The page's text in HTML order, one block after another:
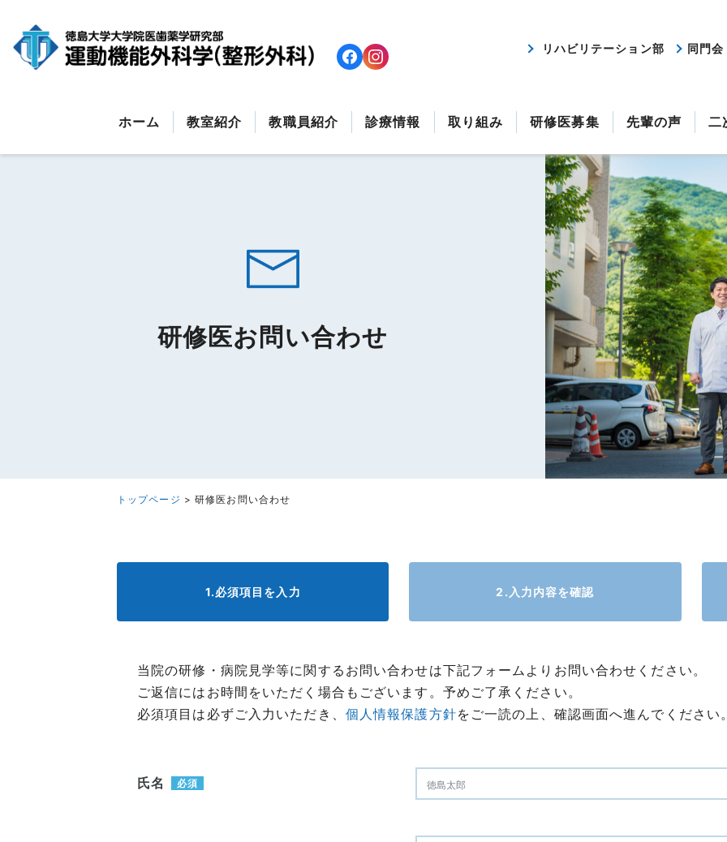
テ
リハビリテーション部 同門会
ホーム 教室紹介 教職員紹介 診療情報 取り組み 研修医募集 先輩の声 二
研修医お問い合わせ
トップページ >研修医お問い合わせ
1.必須項目を入力 2.入力内容を確認
当院の研修・病院見学等に関するお問い合わせは下記フォームよりお問い合わせください。
ご返信にはお時間をいただく場合もございます。予めご了承ください。
必須項目は必ずご入力いただき、 個人情報保護方針をご一読の上、確認画面へ進んでください
氏名 必須